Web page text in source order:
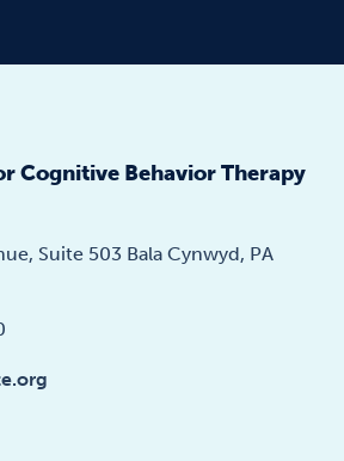
Cognitive Behavior Therapy
Suite 503 Bala Cynwyd, PA